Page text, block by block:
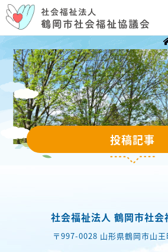
投稿記事
社会福祉法人 鶴岡市社会
〒997-0028 山形県鶴岡市山